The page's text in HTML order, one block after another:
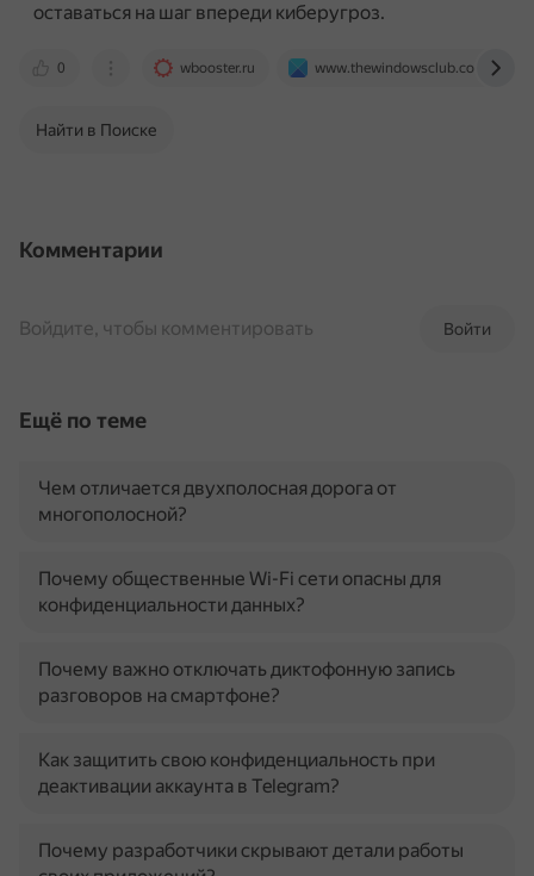
оставаться на шаг впереди киберугроз.
0 wbooster.ru www.thewindowsclub.com
Найти в Поиске
Комментарии
Войти
Войдите, чтобы комментировать
Ещё по теме
Чем отличается двухполосная дорога от
многополосной?
Почему общественные Wi-Fi сети опасны для
конфиденциальности данных?
Почему важно отключать диктофонную запись
разговоров на смартфоне?
Как защитить свою конфиденциальность при
деактивации аккаунта в Telegram?
Почему разработчики скрывают детали работы